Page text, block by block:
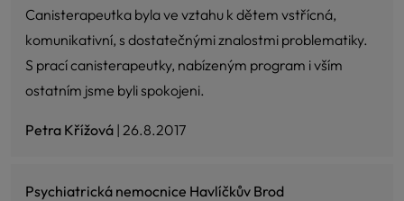
Canisterapeutka byla ve vztahu k dětem vstřícná,
komunikativní, s dostatečnými znalostmi problematiky.
S prací canisterapeutky, nabízeným program i vším
ostatním jsme byli spokojeni.
Petra Křížová | 26.8.2017
Psychiatrická nemocnice Havlíčkův Brod